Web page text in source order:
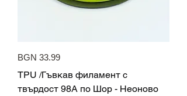
BGN 33.99
TPU /Гъвкав филамент с
твърдост 98A по Шор - Неоново